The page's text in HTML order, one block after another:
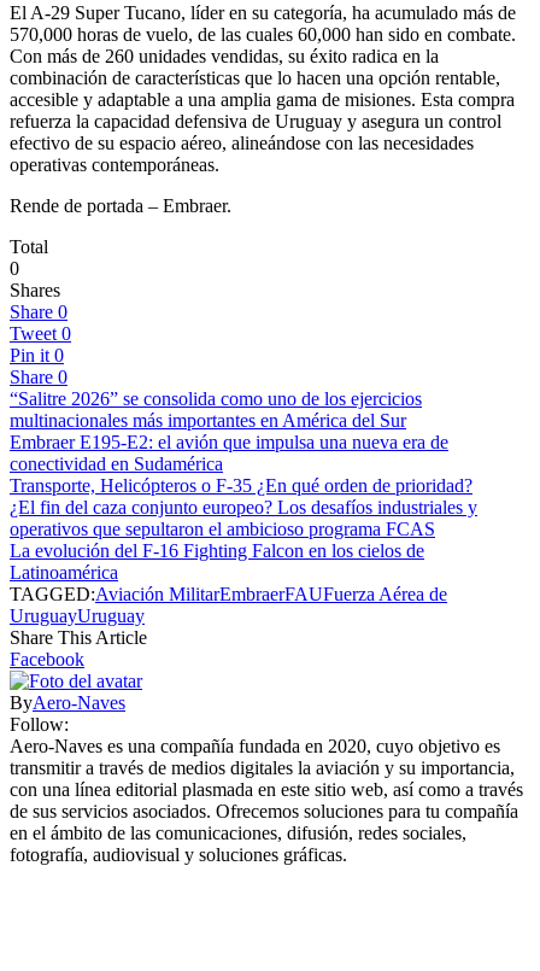
El A-29 Super Tucano, líder en su categoría, ha acumulado más de
570,000 horas de vuelo, de las cuales 60,000 han sido en combate.
Con más de 260 unidades vendidas, su éxito radica en la
combinación de características que lo hacen una opción rentable,
accesible y adaptable a una amplia gama de misiones. Esta compra
refuerza la capacidad defensiva de Uruguay y asegura un control
efectivo de su espacio aéreo, alineándose con las necesidades
operativas contemporáneas.
Rende de portada – Embraer.
Total
0
Shares
Share 0
Tweet 0
Pin it 0
Share 0
“Salitre 2026” se consolida como uno de los ejercicios
multinacionales más importantes en América del Sur
Embraer E195-E2: el avión que impulsa una nueva era de
conectividad en Sudamérica
Transporte, Helicópteros o F-35 ¿En qué orden de prioridad?
¿El fin del caza conjunto europeo? Los desafíos industriales y
operativos que sepultaron el ambicioso programa FCAS
La evolución del F-16 Fighting Falcon en los cielos de
Latinoamérica
TAGGED:Aviación MilitarEmbraerFAUFuerza Aérea de
UruguayUruguay
Share This Article
Facebook
ByAero-Naves
Follow:
Aero-Naves es una compañía fundada en 2020, cuyo objetivo es
transmitir a través de medios digitales la aviación y su importancia,
con una línea editorial plasmada en este sitio web, así como a través
de sus servicios asociados. Ofrecemos soluciones para tu compañía
en el ámbito de las comunicaciones, difusión, redes sociales,
fotografía, audiovisual y soluciones gráficas.